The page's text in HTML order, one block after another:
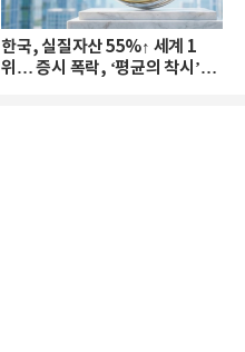
한국, 실질자산 55%↑ 세계 1
위… 증시 폭락, ‘평균의 착시’와